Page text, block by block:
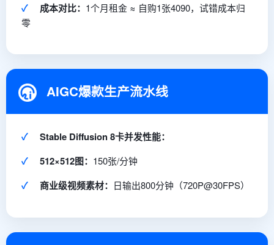
✓ 成本对比： 1个月租金 ≈ 自购1张4090，试错成本归
零
AIGC爆款生产流水线
✓
Stable Diffusion 8卡并发性能：
✓
512×512图： 150张/分钟
✓ 商业级视频素材： 日输出800分钟（720P@30FPS）